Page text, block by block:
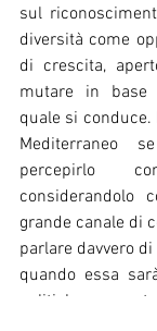
sul
diversità come
di crescita,
mutare in base
quale si
Mediterraneo
percepirlo
considerandolo
grande canale di
parlare davvero
quando essa
politiche e